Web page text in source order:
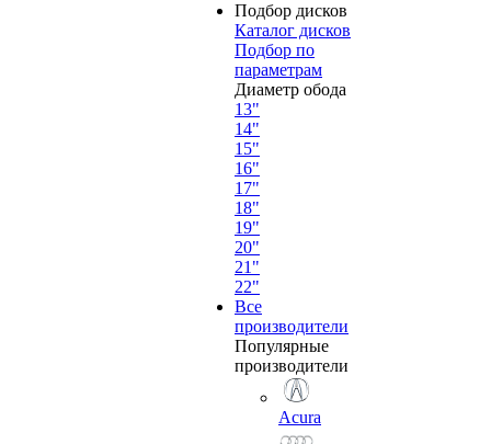
Подбор дисков
Каталог дисков
Подбор по
параметрам
Диаметр обода
13"
14"
15"
16"
17"
18"
19"
20"
21"
22"
Все
производители
Популярные
производители
Acura